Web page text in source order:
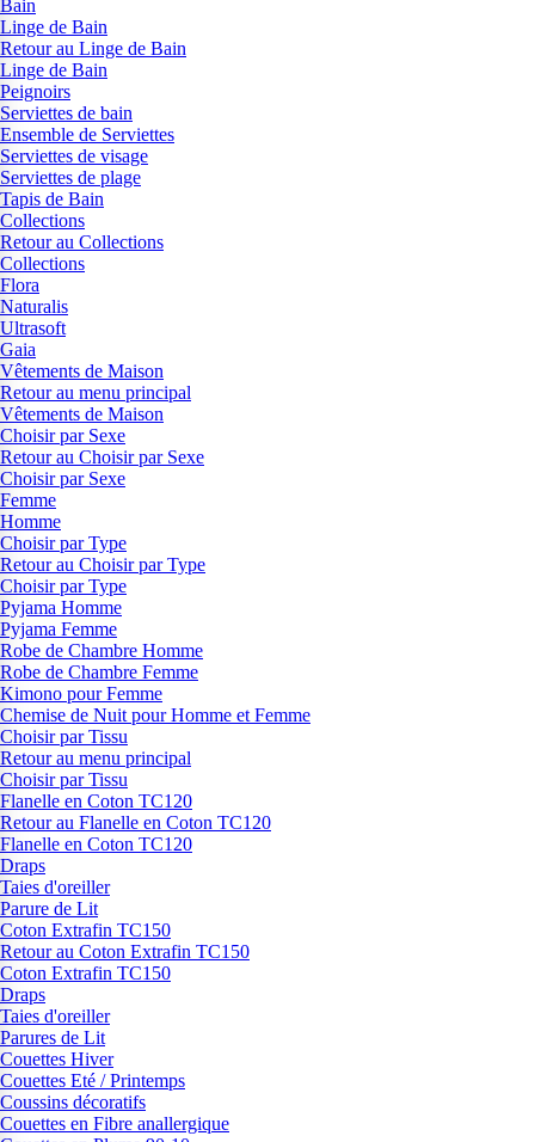
Bain
Linge de Bain
Retour au Linge de Bain
Linge de Bain
Peignoirs
Serviettes de bain
Ensemble de Serviettes
Serviettes de visage
Serviettes de plage
Tapis de Bain
Collections
Retour au Collections
Collections
Flora
Naturalis
Ultrasoft
Gaia
Vêtements de Maison
Retour au menu principal
Vêtements de Maison
Choisir par Sexe
Retour au Choisir par Sexe
Choisir par Sexe
Femme
Homme
Choisir par Type
Retour au Choisir par Type
Choisir par Type
Pyjama Homme
Pyjama Femme
Robe de Chambre Homme
Robe de Chambre Femme
Kimono pour Femme
Chemise de Nuit pour Homme et Femme
Choisir par Tissu
Retour au menu principal
Choisir par Tissu
Flanelle en Coton TC120
Retour au Flanelle en Coton TC120
Flanelle en Coton TC120
Draps
Taies d'oreiller
Parure de Lit
Coton Extrafin TC150
Retour au Coton Extrafin TC150
Coton Extrafin TC150
Draps
Taies d'oreiller
Parures de Lit
Couettes Hiver
Couettes Eté / Printemps
Coussins décoratifs
Couettes en Fibre anallergique